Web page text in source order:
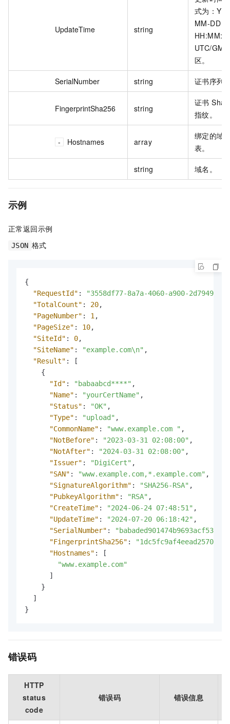
UpdateTime string
式为：
MM-DD
UTC/
区。
SerialNumber string 证书序列
FingerprintSha256 string
证书
指纹。
Hostnames array
绑定的域
表。
string 域名。
示例
正常返回示例
JSON 格式
{
"RequestId" :
"3558df77-8a7a-4060-a900-
"TotalCount" : 20,
"PageNumber" : 1 ,
"PageSize" : 10,
"SiteId" : 0,
"SiteName" : "example.com\n" ,
"Result" :
[
{
"Id" : "babaabcd****" ,
"Name" : "yourCertName" ,
"Status" : "OK" ,
"Type" : "upload" ,
"CommonName" : "www.example.com " ,
"NotBefore" : "2023-03-31 02:08:00" ,
"NotAfter" : "2024-03-31 02:08:00" ,
"Issuer" : "DigiCert" ,
"SAN" : "www.example.com,*.example.com" ,
"SignatureAlgorithm" : "SHA256-RSA" ,
"PubkeyAlgorithm" : "RSA" ,
"CreateTime" : "2024-06-24 07:48:51" ,
"UpdateTime" : "2024-07-20 06:18:42" ,
"SerialNumber" :
"FingerprintSha256" :
"Hostnames" :
[
"www.example.com"
]
}
]
}
错误码
HTTP
status
code
错误码 错误信息